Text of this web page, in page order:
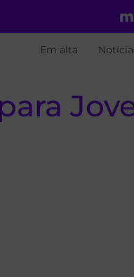
Em alta